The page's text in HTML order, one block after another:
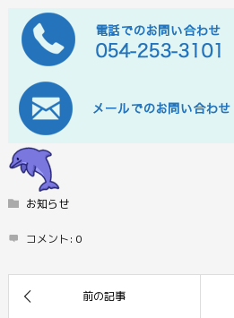
お知らせ
コメント: 0